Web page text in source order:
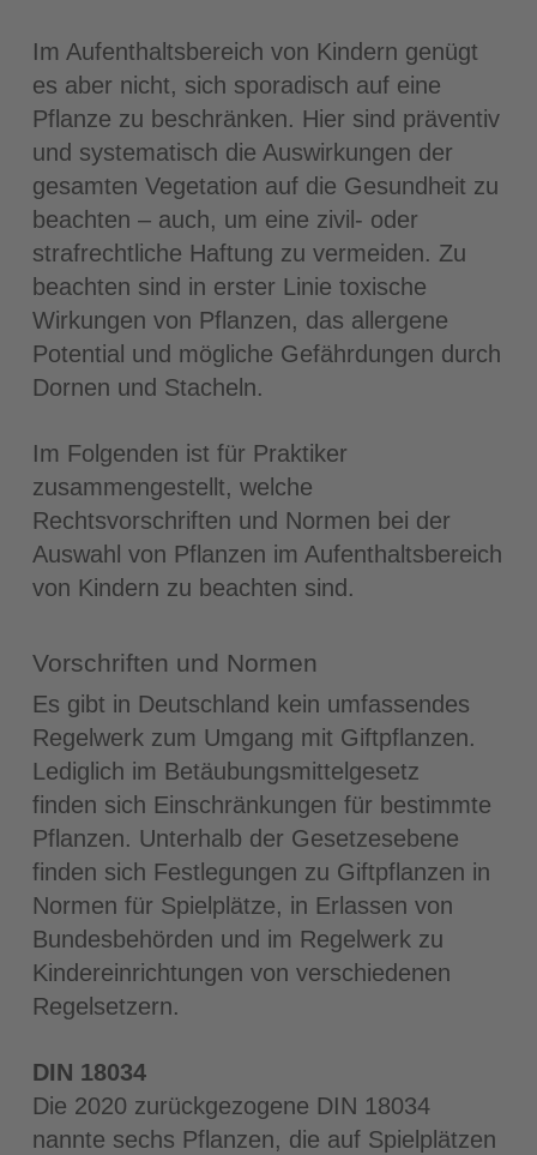
Im Aufenthaltsbereich von Kindern genügt
es aber nicht, sich sporadisch auf eine
Pflanze zu beschränken. Hier sind präventiv
und systematisch die Auswirkungen der
gesamten Vegetation auf die Gesundheit zu
beachten – auch, um eine zivil- oder
strafrechtliche Haftung zu vermeiden. Zu
beachten sind in erster Linie toxische
Wirkungen von Pflanzen, das allergene
Potential und mögliche Gefährdungen durch
Dornen und Stacheln.
Im Folgenden ist für Praktiker
zusammengestellt, welche
Rechtsvorschriften und Normen bei der
Auswahl von Pflanzen im Aufenthaltsbereich
von Kindern zu beachten sind.
Vorschriften und Normen
Es gibt in Deutschland kein umfassendes
Regelwerk zum Umgang mit Giftpflanzen.
Lediglich im Betäubungsmittelgesetz
finden sich Einschränkungen für bestimmte
Pflanzen. Unterhalb der Gesetzesebene
finden sich Festlegungen zu Giftpflanzen in
Normen für Spielplätze, in Erlassen von
Bundesbehörden und im Regelwerk zu
Kindereinrichtungen von verschiedenen
Regelsetzern.
DIN 18034
Die 2020 zurückgezogene DIN 18034
nannte sechs Pflanzen, die auf Spielplätzen